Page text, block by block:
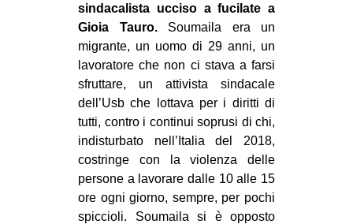
MIGRAZIONI
PRECARIATO
REPRESSIONE
STUDENTI
CULTURE
ARTE
CINEMA
sindacalista ucciso a fucilate a
Gioia Tauro.Soumaila era un
migrante, un uomo di 29 anni, un
lavoratore che non ci stava a farsi
sfruttare, un attivista sindacale
dell’Usb che lottava per i diritti di
tutti, contro i continui soprusi di chi,
indisturbato nell’Italia del 2018,
costringe con la violenza delle
persone a lavorare dalle 10 alle 15
ore ogni giorno, sempre, per pochi
spiccioli. Soumaila si è opposto